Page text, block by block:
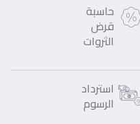
حاسبة
قرض
الثروات
استرداد
الرسوم